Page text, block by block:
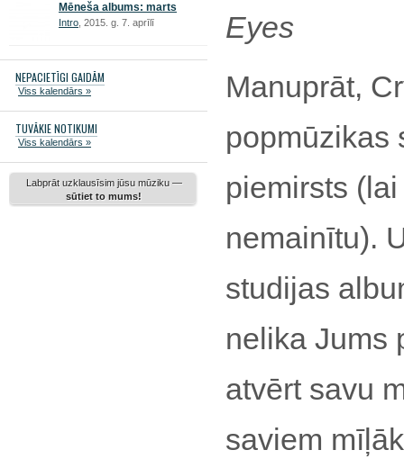
Mēneša albums: marts
Intro , 2015. g. 7. aprīlī
NEPACIETĪGI GAIDĀM
Viss kalendārs »
TUVĀKIE NOTIKUMI
Viss kalendārs »
Labprāt uzklausīsim jūsu mūziku —
sūtiet to mums!
Eyes
Manuprāt,
popmūzikas
piemirsts
nemainītu).
studijas
nelika Jums
atvērt savu
saviem